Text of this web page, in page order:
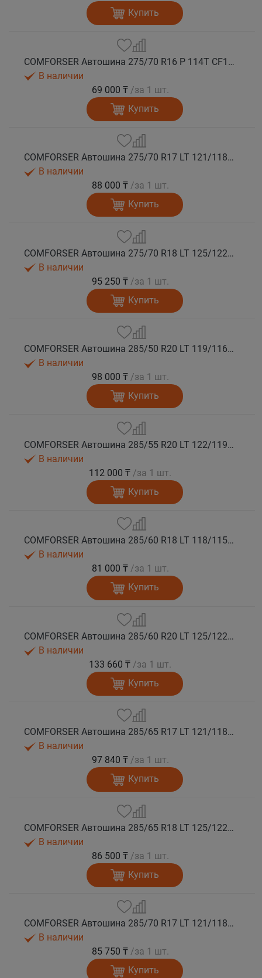
Купить
COMFORSER Автошина 275/70 R16 P 114T CF1100 RWL лето
В наличии
69 000 ₸ /за 1 шт.
Купить
COMFORSER Автошина 275/70 R17 LT 121/118S CF1100 10PR RWL лето
В наличии
88 000 ₸ /за 1 шт.
Купить
COMFORSER Автошина 275/70 R18 LT 125/122S CF1100 10PR RWL лето
В наличии
95 250 ₸ /за 1 шт.
Купить
COMFORSER Автошина 285/50 R20 LT 119/116S CF1100 10PR RWL лето
В наличии
98 000 ₸ /за 1 шт.
Купить
COMFORSER Автошина 285/55 R20 LT 122/119S CF1100 10PR RWL лето
В наличии
112 000 ₸ /за 1 шт.
Купить
COMFORSER Автошина 285/60 R18 LT 118/115S CF1100 8PR RWL лето
В наличии
81 000 ₸ /за 1 шт.
Купить
COMFORSER Автошина 285/60 R20 LT 125/122S CF1100 10PR RWL лето
В наличии
133 660 ₸ /за 1 шт.
Купить
COMFORSER Автошина 285/65 R17 LT 121/118S CF1100 10PR RWL лето
В наличии
97 840 ₸ /за 1 шт.
Купить
COMFORSER Автошина 285/65 R18 LT 125/122S CF1100 10PR RWL лето
В наличии
86 500 ₸ /за 1 шт.
Купить
COMFORSER Автошина 285/70 R17 LT 121/118S CF1100 10PR RWL лето
В наличии
85 750 ₸ /за 1 шт.
Купить